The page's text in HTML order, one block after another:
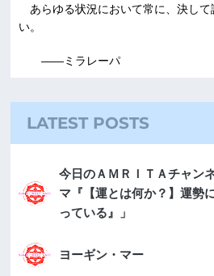
あらゆる状況において常に、決して
い。
――ミラレーパ
LATEST POSTS
今日のＡＭＲＩＴＡチャン
マ『【運とは何か？】運勢
っている』」
ヨーギン・マー